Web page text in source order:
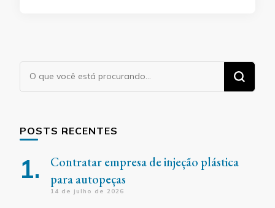
Procurando
algo?
POSTS RECENTES
Contratar empresa de injeção plástica
para autopeças
14 de julho de 2026